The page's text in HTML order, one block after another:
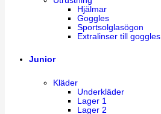
Hjälmar
Goggles
Sportsolglasögon
Extralinser till goggles
Junior
Kläder
Underkläder
Lager 1
Lager 2